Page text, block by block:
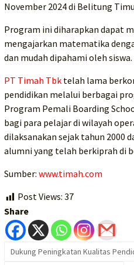
November 2024 di Belitung
Program ini diharapkan dapat
mengajarkan matematika
dan mudah dipahami oleh siswa.
PT Timah Tbk telah lama
pendidikan melalui berbagai
Program Pemali Boarding
bagi para pelajar di wilayah
dilaksanakan sejak tahun 2000
alumni yang telah berkiprah di
Sumber: www.timah.com
Post Views: 37
Share
Dukung Peningkatan Kualitas